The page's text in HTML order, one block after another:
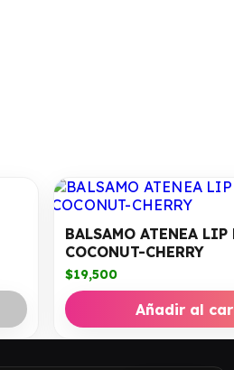
BALSAMO ATENEA LIP
COCONUT-CHERRY
$19,500
Añadir al